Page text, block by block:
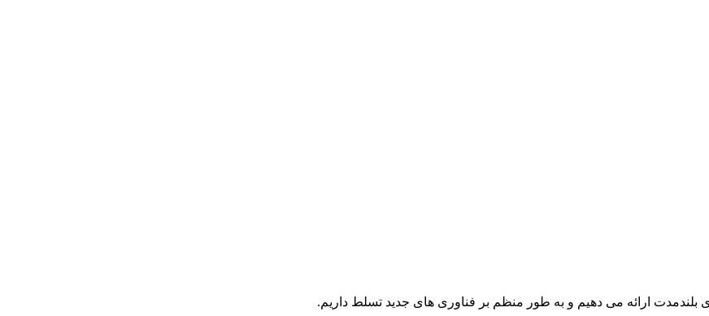
بلندمدت ارائه می دهیم و به طور منظم بر فناوری های جدید تسلط داریم.